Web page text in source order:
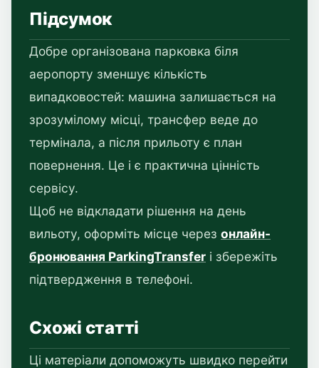
Підсумок
Добре організована парковка біля
аеропорту зменшує кількість
випадковостей: машина залишається на
зрозумілому місці, трансфер веде до
термінала, а після прильоту є план
повернення. Це і є практична цінність
сервісу.
Щоб не відкладати рішення на день
вильоту, оформіть місце через онлайн-
бронювання ParkingTransfer і збережіть
підтвердження в телефоні.
Схожі статті
Ці матеріали допоможуть швидко перейти